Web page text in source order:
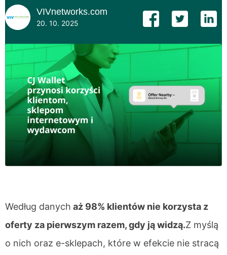
VIVnetworks.com
20. 10. 2025
Według danych aż 98% klientów nie korzysta z
oferty za pierwszym razem, gdy ją widzą.Z myślą
o nich oraz e-sklepach, które w efekcie nie stracą